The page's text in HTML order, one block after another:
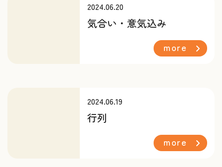
2024.06.20
気合い・意気込み
more
2024.06.19
行列
more